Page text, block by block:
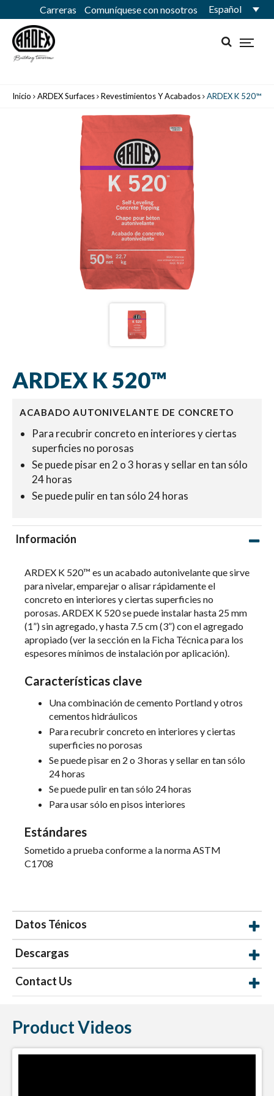
Carreras Comuníquese con nosotros Español
Inicio ARDEX Surfaces Revestimientos Y Acabados ARDEX K 520™
ARDEX K 520™
ACABADO AUTONIVELANTE DE CONCRETO
Para recubrir concreto en interiores y ciertas
superficies no porosas
Se puede pisar en 2 o 3 horas y sellar en tan sólo
24 horas
Se puede pulir en tan sólo 24 horas
Información
ARDEX K 520™ es un acabado autonivelante que sirve
para nivelar, emparejar o alisar rápidamente el
concreto en interiores y ciertas superficies no
porosas. ARDEX K 520 se puede instalar hasta 25 mm
(1”) sin agregado, y hasta 7.5 cm (3”) con el agregado
apropiado (ver la sección en la Ficha Técnica para los
espesores mínimos de instalación por aplicación).
Características clave
Una combinación de cemento Portland y otros
cementos hidráulicos
Para recubrir concreto en interiores y ciertas
superficies no porosas
Se puede pisar en 2 o 3 horas y sellar en tan sólo
24 horas
Se puede pulir en tan sólo 24 horas
Para usar sólo en pisos interiores
Estándares
Sometido a prueba conforme a la norma ASTM
C1708
Datos Ténicos
Descargas
Contact Us
Product Videos